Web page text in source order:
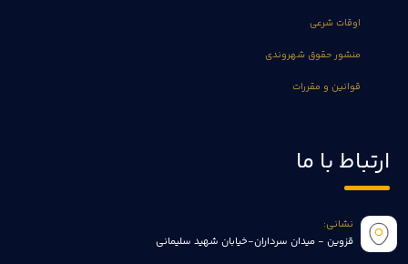
اوقات شرعی
منشور حقوق شهروندی
قوانین و مقررات
ارتباط با ما
نشانی:
قزوین - میدان سرداران-خیابان شهید سلیمانی